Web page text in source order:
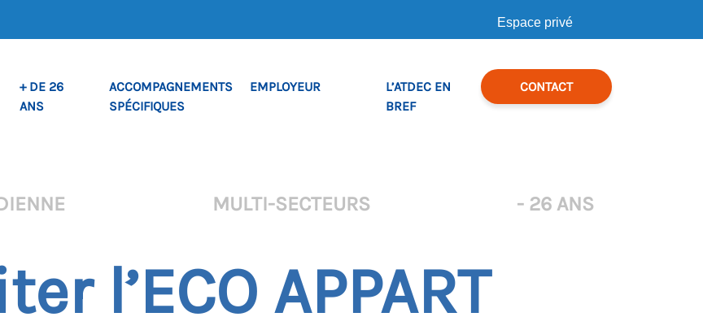
Espace privé
+ DE 26
ANS
ACCOMPAGNEMENTS
SPÉCIFIQUES
EMPLOYEUR
L’ATDEC EN
BREF
CONTACT
MULTI-SECTEURS - 26 ANS
l’ECO APPART